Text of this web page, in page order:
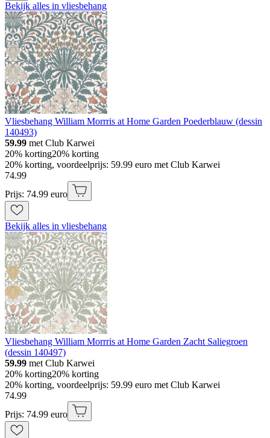
Bekijk alles in vliesbehang
Vliesbehang William Morrris at Home Garden Poederblauw (dessin
140493)
59.99 met Club Karwei
20% korting20% korting
20% korting, voordeelprijs: 59.99 euro met Club Karwei
74.99
Prijs: 74.99 euro
Bekijk alles in vliesbehang
Vliesbehang William Morrris at Home Garden Zacht Saliegroen
(dessin 140497)
59.99 met Club Karwei
20% korting20% korting
20% korting, voordeelprijs: 59.99 euro met Club Karwei
74.99
Prijs: 74.99 euro